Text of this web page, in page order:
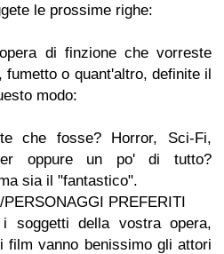
le prossime righe:
di finzione che vorreste
o quant'altro, definite il
modo:
che fosse? Horror, Sci-Fi,
oppure un po' di tutto?
sia il "fantastico".
PREFERITI
soggetti della vostra opera,
film vanno benissimo gli attori